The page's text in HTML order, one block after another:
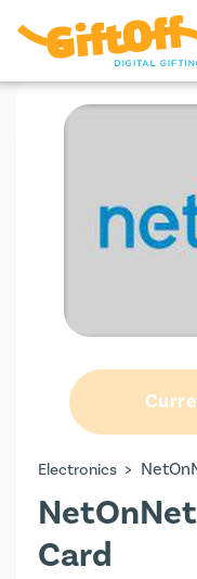
Electronics >
Card